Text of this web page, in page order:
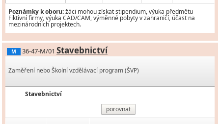
Poznámky k oboru:žáci mohou získat stipendium, výuka předmětu
Fiktivní firmy, výuka CAD/CAM, výměnné pobyty v zahraničí, účast na
mezinárodních projektech.
M 36-47-M/01 Stavebnictví
Zaměření nebo Školní vzdělávací program (ŠVP)
Stavebnictví
porovnat